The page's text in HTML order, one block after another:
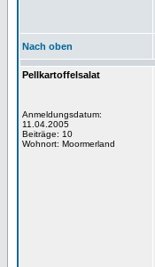
Nach oben
Pellkartoffelsalat
Anmeldungsdatum:
11.04.2005
Beiträge: 10
Wohnort: Moormerland